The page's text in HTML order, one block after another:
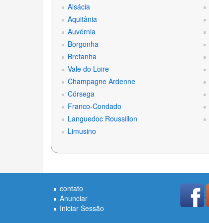
Alsácia
Aquitânia
Auvérnia
Borgonha
Bretanha
Vale do Loire
Champagne Ardenne
Córsega
Franco-Condado
Languedoc Roussillon
Limusino
contato
Anunciar
Iniciar Sessão